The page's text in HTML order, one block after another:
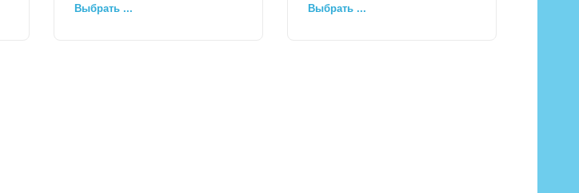
Выбрать ... Выбрать ...